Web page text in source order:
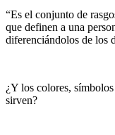
“Es el conjunto de
que definen a una
diferenciándolos de los
¿Y los colores,
sirven?